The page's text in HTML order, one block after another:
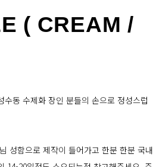
( CREAM /
동 수제화 장인 분들의 손으로 정성스럽
성함으로 제작이 들어가고 한분 한분 국내